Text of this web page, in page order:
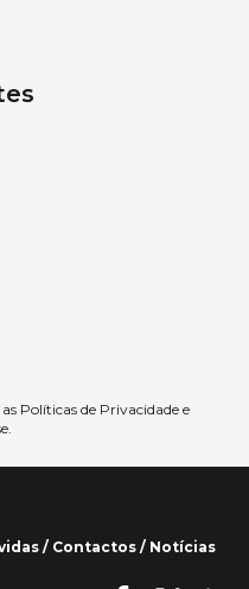
Políticas de Privacidade e
/ Contactos / Notícias